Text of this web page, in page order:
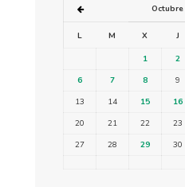
Octubre
L M X J
1 2
6
7 8 9
13
14 15 16
20
21 22 23
27
28 29 30